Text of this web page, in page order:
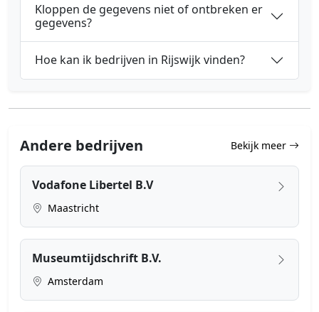
Kloppen de gegevens niet of ontbreken er
gegevens?
Hoe kan ik bedrijven in Rijswijk vinden?
Andere bedrijven Bekijk meer
Vodafone Libertel B.V
Maastricht
Museumtijdschrift B.V.
Amsterdam